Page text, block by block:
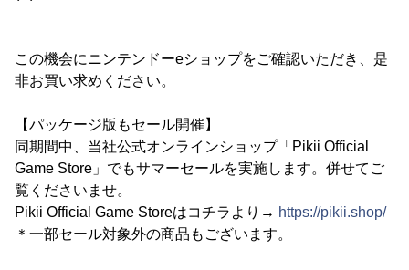
この機会にニンテンドーeショップをご確認いただき、是
非お買い求めください。
【パッケージ版もセール開催】
同期間中、当社公式オンラインショップ「Pikii Official
Game Store」でもサマーセールを実施します。併せてご
覧くださいませ。
Pikii Official Game Storeはコチラより→ https://pikii.shop/
＊一部セール対象外の商品もございます。